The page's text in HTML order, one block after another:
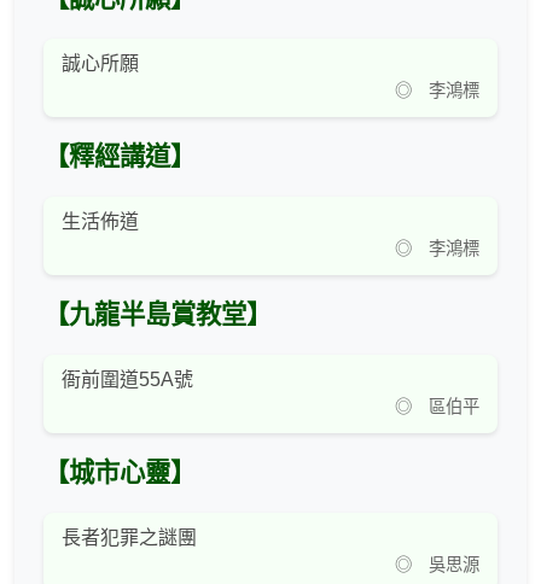
誠心所願
◎ 李鴻標
【釋經講道】
生活佈道
◎ 李鴻標
【九龍半島賞教堂】
衙前圍道55A號
◎ 區伯平
【城市心靈】
長者犯罪之謎團
◎ 吳思源